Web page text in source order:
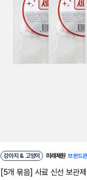
강아지 & 고양이 미래제원 브랜드
[5개 묶음] 사료 신선 보관